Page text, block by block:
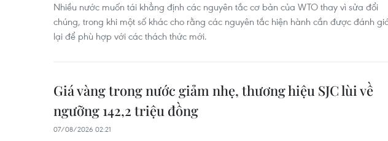
Nhiều nước muốn tái khẳng định các nguyên tắc cơ bản của WTO thay vì sửa đổi
chúng, trong khi một số khác cho rằng các nguyên tắc hiện hành cần được đánh
lại để phù hợp với các thách thức mới.
Giá vàng trong nước giảm nhẹ, thương hiệu SJC lùi về
ngưỡng 142,2 triệu đồng
07/08/2026 02:21